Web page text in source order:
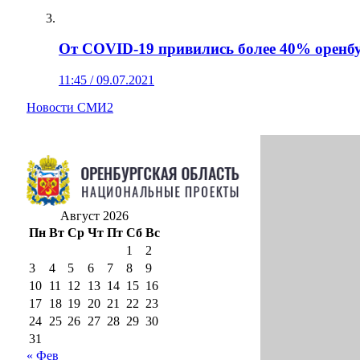
От COVID-19 привились более 40%
11:45 / 09.07.2021
Новости СМИ2
Август 2026
Пн Вт Ср Чт Пт Сб Вс
1
2
3
4 5 6 7 8
9
10 11 12 13 14 15 16
17 18 19 20 21 22 23
24 25 26 27 28 29 30
31
« Фев